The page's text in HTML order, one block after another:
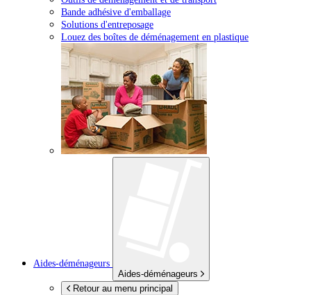
Bande adhésive d'emballage
Solutions d'entreposage
Louez des boîtes de déménagement en plastique
Aides-déménageurs
Aides-déménageurs
Retour au menu principal